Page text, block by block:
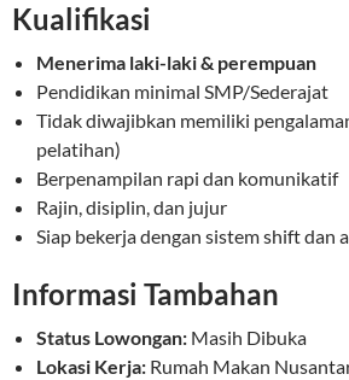
Kualifikasi
Menerima laki-laki & perempuan
Pendidikan minimal SMP/Sederajat
Tidak diwajibkan memiliki
pelatihan)
Berpenampilan rapi dan komunikatif
Rajin, disiplin, dan jujur
Siap bekerja dengan sistem shift dan
Informasi Tambahan
Status Lowongan: Masih Dibuka
Lokasi Kerja: Rumah Makan